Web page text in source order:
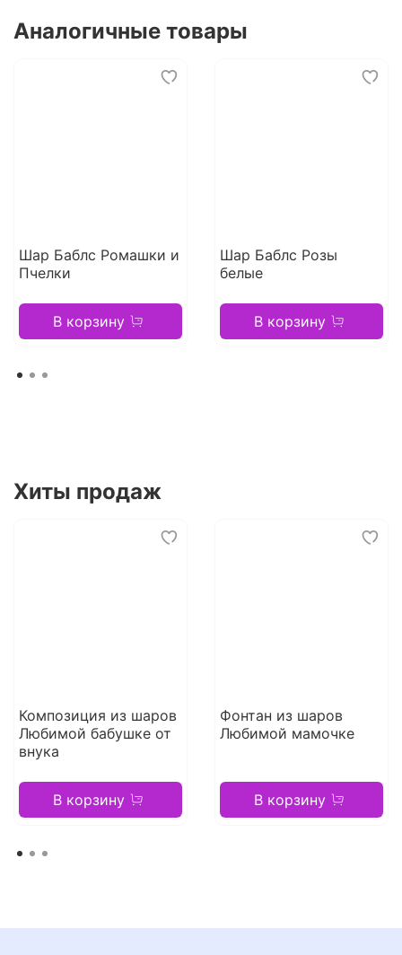
Аналогичные товары
Шар Баблс Ромашки и
Пчелки
В корзину
Шар Баблс Розы
белые
В корзину
Хиты продаж
Композиция из шаров
Любимой бабушке от
внука
В корзину
Фонтан из шаров
Любимой мамочке
В корзину